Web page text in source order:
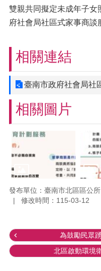
雙親共同擬定未成年子女
府社會局社區式家事商談
相關連結
臺南市政府社會局社
相關圖片
發布單位：臺南市北區區公所
修改時間：115-03-12
為鼓勵民眾
北區啟動環境